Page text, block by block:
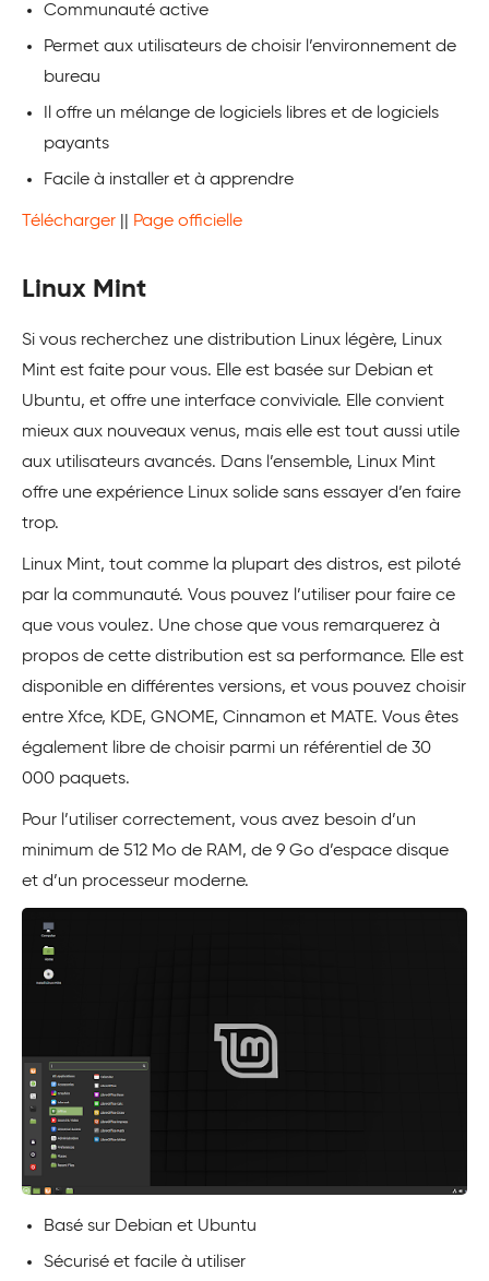
Communauté active
Permet aux utilisateurs de choisir l’environnement de
bureau
Il offre un mélange de logiciels libres et de logiciels
payants
Facile à installer et à apprendre
Télécharger Page officielle
Linux Mint
Si vous recherchez une distribution Linux légère, Linux
Mint est faite pour vous. Elle est basée sur Debian et
Ubuntu, et offre une interface conviviale. Elle convient
mieux aux nouveaux venus, mais elle est tout aussi utile
aux utilisateurs avancés. Dans l’ensemble, Linux Mint
offre une expérience Linux solide sans essayer d’en faire
trop.
Linux Mint, tout comme la plupart des distros, est piloté
par la communauté. Vous pouvez l’utiliser pour faire ce
que vous voulez. Une chose que vous remarquerez à
propos de cette distribution est sa performance. Elle est
disponible en différentes versions, et vous pouvez choisir
entre Xfce, KDE, GNOME, Cinnamon et MATE. Vous êtes
également libre de choisir parmi un référentiel de 30
000 paquets.
Pour l’utiliser correctement, vous avez besoin d’un
minimum de 512 Mo de RAM, de 9 Go d’espace disque
et d’un processeur moderne.
Basé sur Debian et Ubuntu
Sécurisé et facile à utiliser